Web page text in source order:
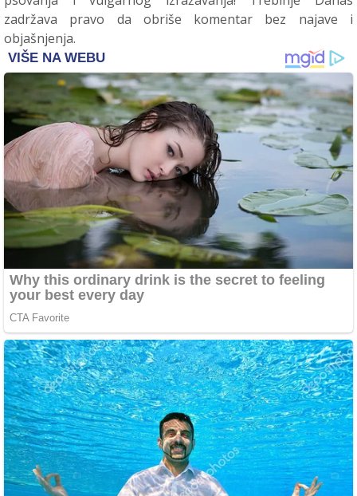
zadržava pravo da obriše komentar bez najave i
objašnjenja.